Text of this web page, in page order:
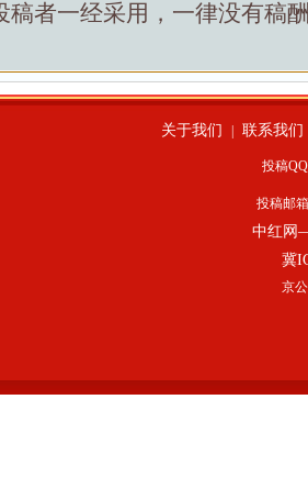
稿者一经采用，一律没有稿
关于我们 联系我们
投稿
投稿邮
中红网
冀
京